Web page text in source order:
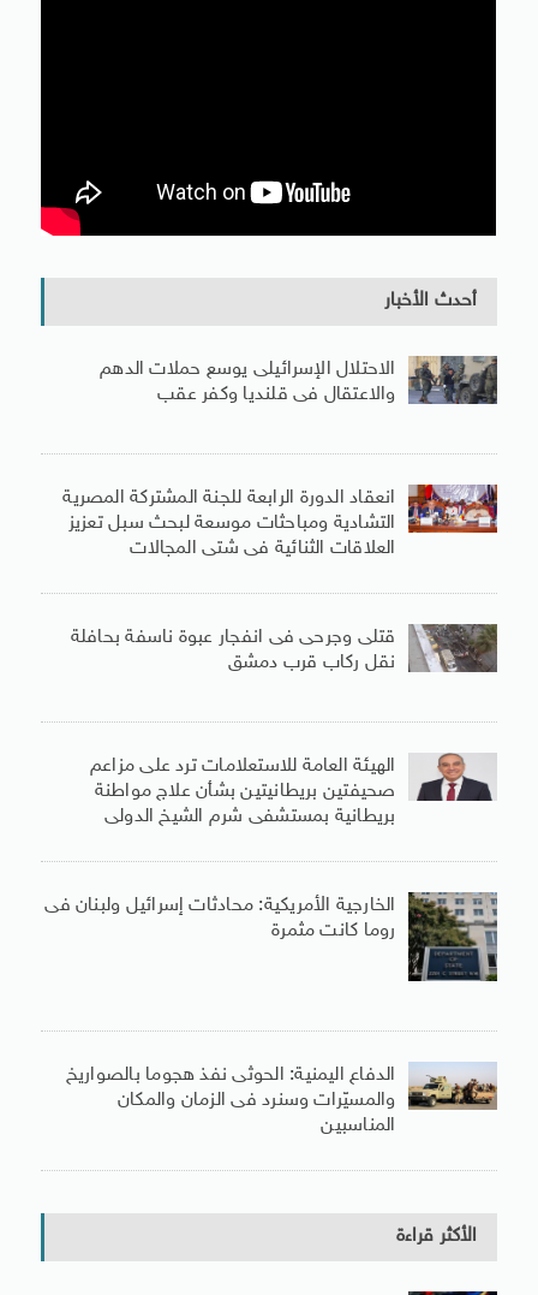
أحدث الأخبار
الاحتلال الإسرائيلى يوسع حملات الدهم
والاعتقال فى قلنديا وكفر عقب
انعقاد الدورة الرابعة للجنة المشتركة المصرية
التشادية ومباحثات موسعة لبحث سبل تعزيز
العلاقات الثنائية فى شتى المجالات
قتلى وجرحى فى انفجار عبوة ناسفة بحافلة
نقل ركاب قرب دمشق
الهيئة العامة للاستعلامات ترد على مزاعم
صحيفتين بريطانيتين بشأن علاج مواطنة
بريطانية بمستشفى شرم الشيخ الدولى
الخارجية الأمريكية: محادثات إسرائيل ولبنان فى
روما كانت مثمرة
الدفاع اليمنية: الحوثى نفذ هجوما بالصواريخ
والمسيّرات وسنرد فى الزمان والمكان
المناسبين
الأكثر قراءة